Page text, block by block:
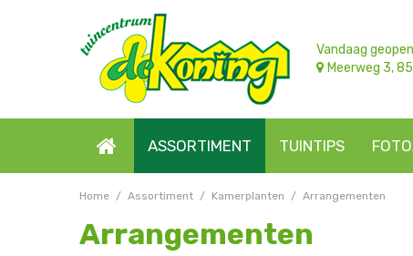
Home Assortiment Kamerplanten Arrangementen
Vandaag
Meerweg 3,
ASSORTIMENT TUINTIPS
Arrangementen